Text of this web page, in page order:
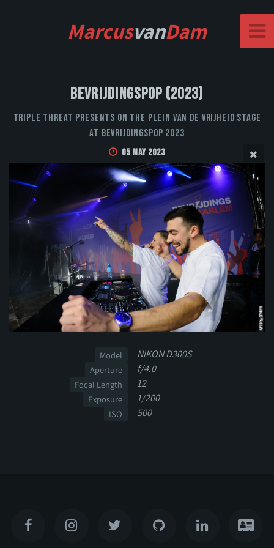
MarcusvanDam
Bevrijdingspop (2023)
Triple Threat Presents on the Plein van de Vrijheid stage
at Bevrijdingspop 2023
05 May 2023
Model NIKON D300S
Aperture f/4.0
Focal Length 12
Exposure 1/200
ISO 500